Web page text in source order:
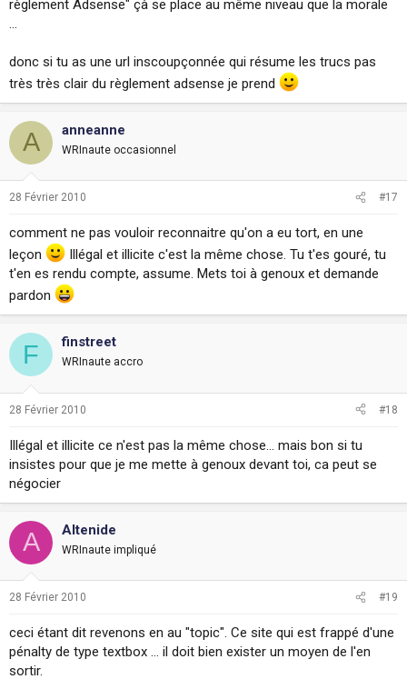
règlement Adsense" çà se place au même niveau que la morale
donc si tu as une url inscoupçonnée qui résume les trucs pas
très très clair du règlement adsense je prend
A anneanne
WRInaute occasionnel
28 Février 2010 #17
comment ne pas vouloir reconnaitre qu'on a eu tort, en une
leçon
Illégal et illicite c'est la même chose. Tu t'es gouré, tu
t'en es rendu compte, assume. Mets toi à genoux et demande
pardon
F finstreet
WRInaute accro
28 Février 2010 #18
Illégal et illicite ce n'est pas la même chose... mais bon si tu
insistes pour que je me mette à genoux devant toi, ca peut se
négocier
A Altenide
WRInaute impliqué
28 Février 2010 #19
ceci étant dit revenons en au "topic". Ce site qui est frappé d'une
pénalty de type textbox ... il doit bien exister un moyen de l'en
sortir.